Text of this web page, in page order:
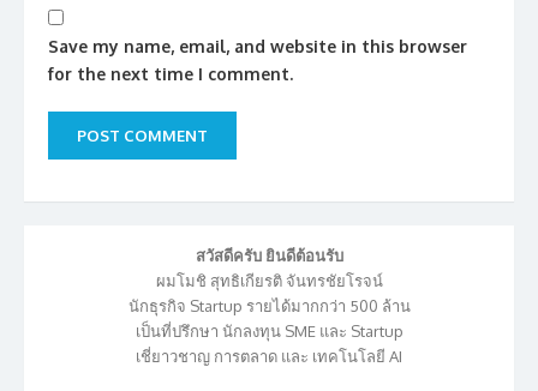
Save my name, email, and website in this browser
for the next time I comment.
สวัสดีครับ ยินดีต้อนรับ
ผมโมชิ สุทธิเกียรติ จันทรชัยโรจน์
นักธุรกิจ Startup รายได้มากกว่า 500 ล้าน
เป็นที่ปรึกษา นักลงทุน SME และ Startup
เชี่ยาวชาญ การตลาด และ เทคโนโลยี AI